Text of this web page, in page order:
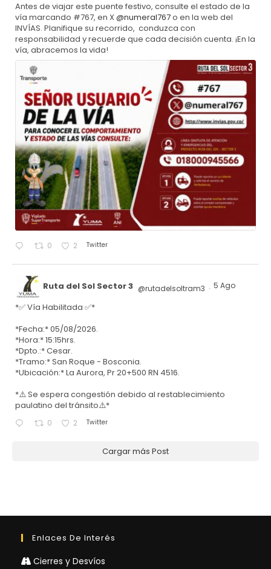
Antes de viajar este puente festivo, consulte el estado de la
vía marcando #767, en X@numeral767o en la web del
INVÍAS. Planifique su recorrido, conduzca con
responsabilidad y recuerde que cada decisión cuenta. ¡En la
vía, abracemos la vida!
0 2 Twitter
Ruta del Sol Sector 3 @rutadelsoltram3 · 5 Ago
*✅ Vía Habilitada ✅*
*Fecha:* 05/08/2026.
*Hora:* 15:15hrs.
*Dpto.:* Cesar.
*Tramo:* San Roque - Bosconia.
*Ubicación:* La Aurora, Pr 20+500 RN 4516.
*⚠️ Se espera congestión debido al restablecimiento
paulatino del tránsito⚠️*
0 2 Twitter
Cargar más Post
Enlaces De Interés
Cierres y Desvíos